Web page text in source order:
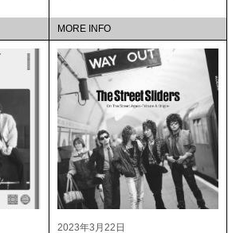
MORE INFO
2023年3月22日